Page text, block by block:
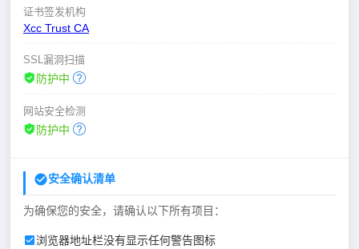
证书签发机构
Xcc Trust CA
SSL漏洞扫描
防护中
网站安全检测
防护中
安全确认清单
为确保您的安全，请确认以下所有项目：
浏览器地址栏没有显示任何警告图标